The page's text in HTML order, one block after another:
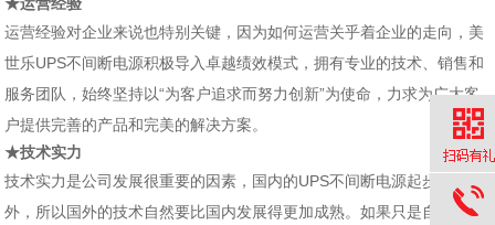
★运营经验
运营经验对企业来说也特别关键，因为如何运营关乎着企业的走向，美
世乐UPS不间断电源积极导入卓越绩效模式，拥有专业的技术、销售和
服务团队，始终坚持以“为客户追求而努力创新”为使命，力求为广大客
户提供完善的产品和完美的解决方案。
★技术实力
技术实力是公司发展很重要的因素，国内的UPS不间断电源起步晚于国
外，所以国外的技术自然要比国内发展得更加成熟。如果只是自己闷着